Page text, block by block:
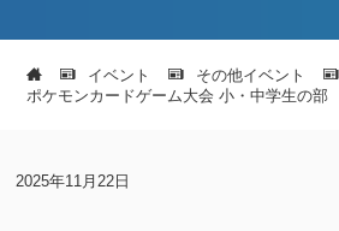
イベント
その他イベント
ポケモンカードゲーム大会 小・中学生の部
2025年11月22日